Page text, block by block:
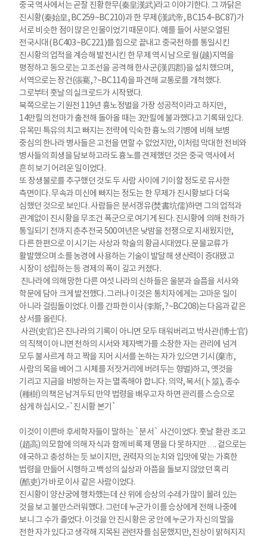
중국 역사에서는 곧잘 진황한무(秦皇漢武)라고 이야기한다. 그 까닭은
진시황(秦始皇, BC259~BC210)과 한 무제(漢武帝, BC154~BC87)가
서로 비슷한 점이 많은 인물이었기 때문이다. 예를 들어 사분오열된
전국시대( BC403~BC221)를 힘으로 끝내고 중국천하를 통일시킨
진시황의 업적을 계승해 발전시킨 한 무제 역시 남으로 월(越)지역을
평정하고 동으로는 고조선을 공격해 한사군(漢四郡)을 설치했으며,
서역으로는 장건(張騫, ?~BC114)을 파견해 교통로를 개척했다.
그로부터 훗날의 실크로드가 시작됐다.
북쪽으로는 기원전 119년 흉노정벌을 가장 성공적이라고 하지만,
14만필의 전마가 출전해 돌아올 때는 3만필에 불과했다고 기록돼 있다.
유목민 특유의 치고 빠지는 전략에 익숙한 흉노의 기병에 비해 보병
중심의 한나라 병사들은 고전을 면할 수 없었지만, 이처럼 막대한 전비와
병사들의 희생을 담보하고라도 흉노를 견제했던 것은 중국 역사에서
흔히 보기 어려운 일이었다.
또 장생불로를 추구했던 것도 두 사람 사이에 기이할 정도로 유사한
측면이다. 무속과 미신에 빠지는 정도는 한 무제가 진시황보다 더욱
심했던 것으로 보인다. 사람들은 분서갱유(焚書坑儒)하면 그의 업적과
관계없이 진시황을 무조건 폭군으로 여기게 된다. 진시황에 의해 천하가
통일되기 전까지 춘추전국 500여년은 낮밤을 전쟁으로 지새웠지만,
다른 한편으로 이 시기는 사상과 학술의 황금시대였다. 문물교류가
활발했으며 소를 농경에 사용하는 기술이 발달해 생산력이 증대됐고
시장이 성립하는 등 경제의 폭이 깊고 커졌다.
진나라에 의해 망한 다른 여섯 나라의 신하들은 울분과 슬픔을 서사와
학문에 담아 크게 발전했다. 그러나 이것은 통치자에게는 고마운 일이
아니라 걸림돌이었다. 이를 간파한 이사(李斯, ?~BC208)는 다음과 같은
상서를 올린다.
사관(史官)은 진나라의 기록이 아니면 모두 태워버리고 박사관(博士官)
의 직책이 아니면 천하의 시서와 제자백가를 소장한 자는 관리에 넘겨
모두 불사르게 하고 짝을 지어 시서를 논하는 자가 있으면 기시(棄市,
사람의 목을 베어 그 시체를 저잣거리에 버려두는 형벌)하고, 옛것을
기리고 지금을 비방하는 자는 멸족해야 합니다. 의약, 복서(卜筮), 종수
(種樹)의 책은 남겨두되 만약 법령을 배우고자 하면 관리를 스승으로
삼게 하십시오.-`진시황 본기`
이것이 이른바 후세학자들이 말하는 `분서` 사건이었다. 훗날 환관 조고
(趙高)의 모함에 의해 자식과 함께 비록 제 명을 다 못하지만…. 겉으로는
애국하고 충성하는 듯 보이지만, 권력자의 눈치와 입맛에 맞는 가혹한
법령을 만들어 시행하고 백성의 실상과 아픔을 돌보지 않았던 혹리
(酷吏)가 바로 이사 같은 사람이었다.
진시황이 양산궁에 행차했는데 산 위에 승상의 수레가 많이 몰려 있는
것을 보고 불만스러워했다. 그런데 누군가 이를 승상에게 전해 나중에
보니 그 수가 줄었다. 이것을 안 진시황은 궁 안에 누군가 자신의 말을
전한 자가 있다고 생각해 지목된 관련자를 심문했지만, 진상이 밝혀지지